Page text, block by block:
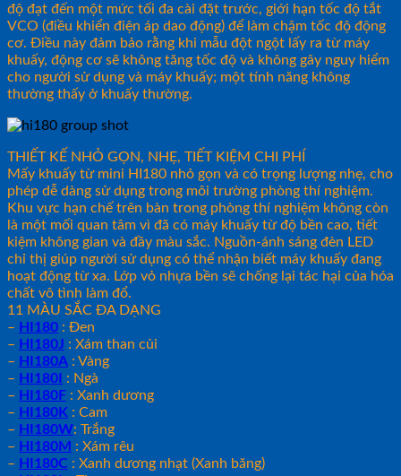
độ đạt đến một mức tối đa cài đặt trước, giới hạn tốc độ tắt
VCO (điều khiển điện áp dao động) để làm chậm tốc độ động
cơ. Điều này đảm bảo rằng khi mẫu đột ngột lấy ra từ máy
khuấy, động cơ sẽ không tăng tốc độ và không gây nguy hiểm
cho người sử dụng và máy khuấy; một tính năng không
thường thấy ở khuấy thường.
THIẾT KẾ NHỎ GỌN, NHẸ, TIẾT KIỆM CHI PHÍ
Mấy khuấy từ mini HI180 nhỏ gọn và có trọng lượng nhẹ, cho
phép dễ dàng sử dụng trong môi trường phòng thí nghiệm.
Khu vực hạn chế trên bàn trong phòng thí nghiệm không còn
là một mối quan tâm vì đã có máy khuấy từ độ bền cao, tiết
kiệm không gian và đầy màu sắc. Nguồn-ánh sáng đèn LED
chỉ thị giúp người sử dụng có thể nhận biết máy khuấy đang
hoạt động từ xa. Lớp vỏ nhựa bền sẽ chống lại tác hại của hóa
chất vô tình làm đổ.
11 MÀU SẮC ĐA DẠNG
– HI180 : Đen
– HI180J : Xám than củi
– HI180A : Vàng
– HI180I : Ngà
– HI180F : Xanh dương
– HI180K : Cam
– HI180W: Trắng
– HI180M : Xám rêu
– HI180C : Xanh dương nhạt (Xanh băng)